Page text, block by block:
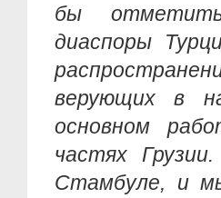
бы отметить
диаспоры
верующих в
основном
частях
Стамбуле, и